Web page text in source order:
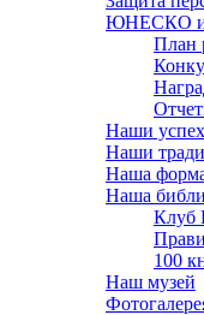
ЮНЕСКО
План
Наши
Наши
Наша
Наша
Клуб
100
Наш музей